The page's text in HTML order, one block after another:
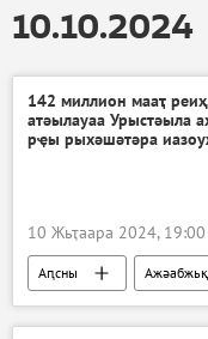
10.10.2024
142 миллион мааҭ
атәылауаа Урыстәыла
рҿы рыхәшәтәра
10 Жьҭаара 2024, 19:00
Аԥсны
Ауаажәларра